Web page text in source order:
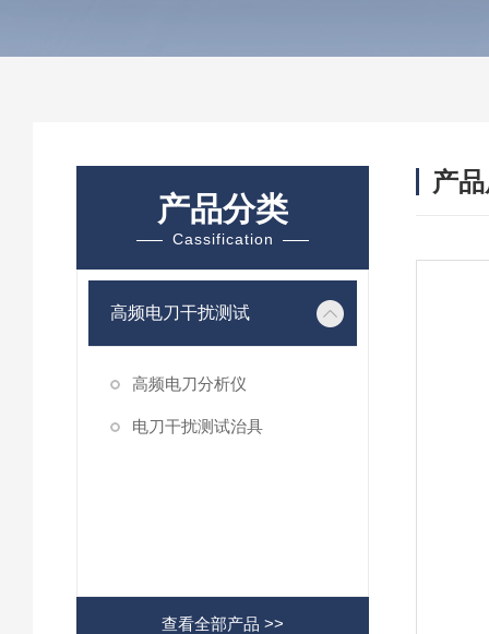
产品分类
Cassification
高频电刀干扰测试
高频电刀分析仪
电刀干扰测试治具
查看全部产品 >>
产